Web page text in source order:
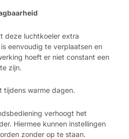
deze luchtkoeler extra
eenvoudig te verplaatsen en
hoeft er niet constant een
zijn.
tijdens warme dagen.
verhoogt het
Hiermee kunnen instellingen
zonder op te staan.